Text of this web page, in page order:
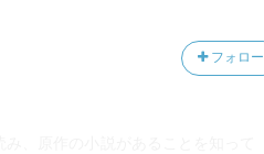
。
事はとても魅力的なので、この後
いう事だ。おそらく難しいだろう)
フォロー